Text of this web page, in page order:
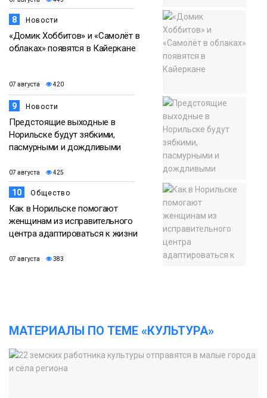
8 Новости
«Домик Хоббитов» и «Самолёт в
облаках» появятся в Кайеркане
07 августа 420
9 Новости
Предстоящие выходные в
Норильске будут зябкими,
пасмурными и дождливыми
07 августа 425
10 Общество
Как в Норильске помогают
женщинам из исправительного
центра адаптироваться к жизни
07 августа 383
МАТЕРИАЛЫ ПО ТЕМЕ «КУЛЬТУРА»